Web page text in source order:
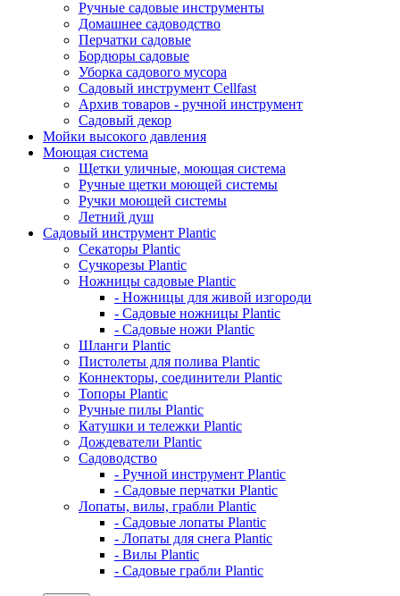
Ручные садовые инструменты
Домашнее садоводство
Перчатки садовые
Бордюры садовые
Уборка садового мусора
Садовый инструмент Cellfast
Архив товаров - ручной инструмент
Садовый декор
Мойки высокого давления
Моющая система
Щетки уличные, моющая система
Ручные щетки моющей системы
Ручки моющей системы
Летний душ
Садовый инструмент Plantic
Секаторы Plantic
Сучкорезы Plantic
Ножницы садовые Plantic
- Ножницы для живой изгороди
- Садовые ножницы Plantic
- Садовые ножи Plantic
Шланги Plantic
Пистолеты для полива Plantic
Коннекторы, соединители Plantic
Топоры Plantic
Ручные пилы Plantic
Катушки и тележки Plantic
Дождеватели Plantic
Садоводство
- Ручной инструмент Plantic
- Садовые перчатки Plantic
Лопаты, вилы, грабли Plantic
- Садовые лопаты Plantic
- Лопаты для снега Plantic
- Вилы Plantic
- Садовые грабли Plantic